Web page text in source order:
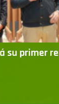
su primer